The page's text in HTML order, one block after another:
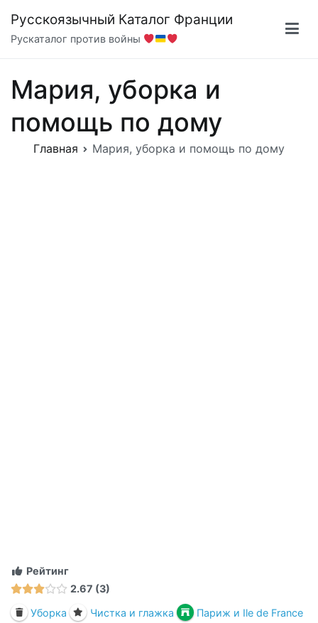
содержимому
Русскоязычный Каталог Франции
Рускаталог против войны
Мария, уборка и
помощь по дому
Главная Мария, уборка и помощь по дому
Рейтинг
2.67 3
Уборка
Чистка и глажка
Париж и Ile de France